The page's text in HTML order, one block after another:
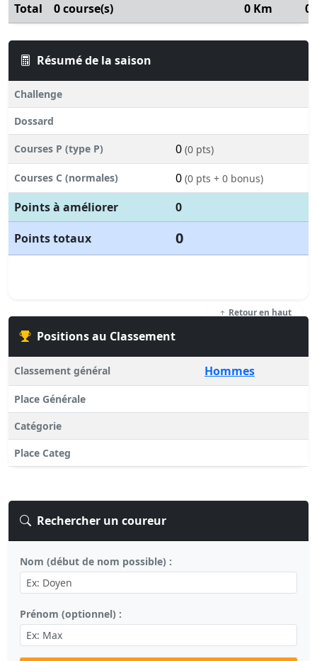
Total 0 course(s) 0 Km 0
Résumé de la saison
Challenge
Dossard
Courses P (type P) 0 (0 pts)
Courses C (normales) 0 (0 pts + 0 bonus)
Points à améliorer
0
Points totaux
0
Retour en haut
Positions au Classement
Classement général Hommes
Place Générale
Catégorie
Place Categ
Rechercher un coureur
Nom (début de nom possible) :
Prénom (optionnel) :